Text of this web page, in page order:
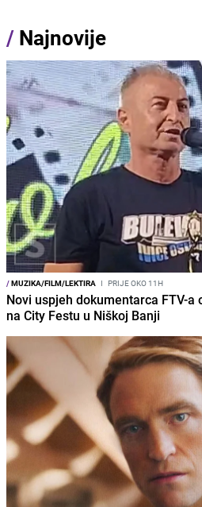
/ Najnovije
/MUZIKA/FILM/LEKTIRA I PRIJE OKO 11H
Novi uspjeh dokumentarca FTV-a
na City Festu u Niškoj Banji